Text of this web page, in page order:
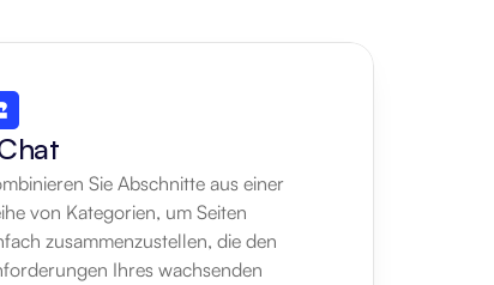
Sie Abschnitte aus einer
von Kategorien, um Seiten
zusammenzustellen, die den
Ihres wachsenden